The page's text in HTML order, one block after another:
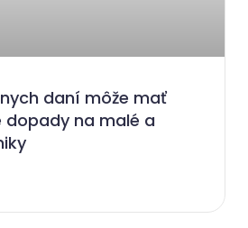
daní môže mať
dopady na malé a